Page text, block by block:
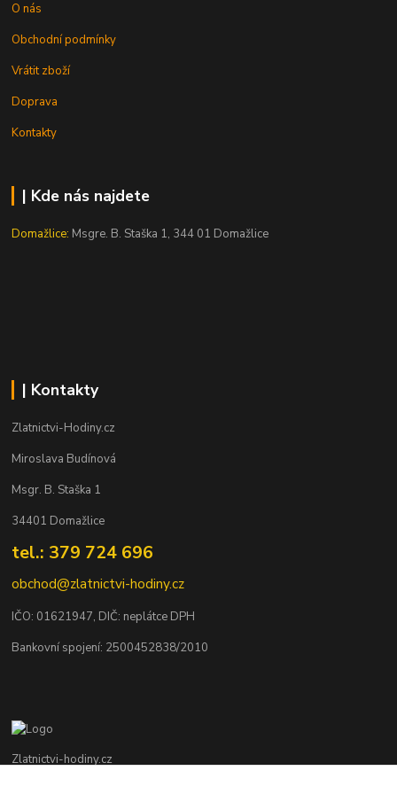
O nás
Obchodní podmínky
Vrátit zboží
Doprava
Kontakty
| Kde nás najdete
Domažlice: Msgre. B. Staška 1, 344 01 Domažlice
| Kontakty
Zlatnictvi-Hodiny.cz
Miroslava Budínová
Msgr. B. Staška 1
34401 Domažlice
tel.: 379 724 696
obchod@zlatnictvi-hodiny.cz
IČO: 01621947, DIČ: neplátce DPH
Bankovní spojení: 2500452838/2010
Zlatnictvi-hodiny.cz